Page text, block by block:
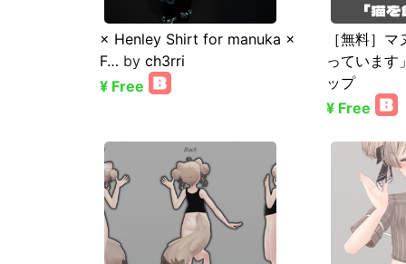
× Henley Shirt for manuka ×
F… by ch3rri
¥ Free
［無料］
っています
ップ
¥ Free